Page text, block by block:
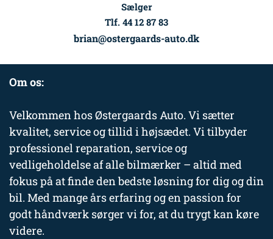
Sælger
Tlf. 44 12 87 83
brian@ostergaards-auto.dk
Om os:
Velkommen hos Østergaards Auto. Vi sætter
kvalitet, service og tillid i højsædet. Vi tilbyder
professionel reparation, service og
vedligeholdelse af alle bilmærker – altid med
fokus på at finde den bedste løsning for dig og din
bil. Med mange års erfaring og en passion for
godt håndværk sørger vi for, at du trygt kan køre
videre.